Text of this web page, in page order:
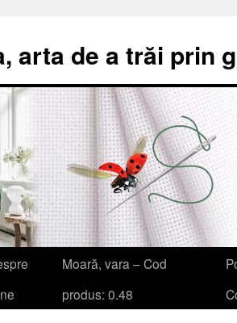
arta de a trăi prin
Moară, vara – Cod
produs: 0.48